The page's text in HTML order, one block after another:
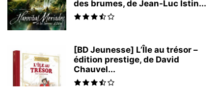
des brumes, de Jean-Luc Istin...
[BD Jeunesse] L’Île au trésor –
édition prestige, de David
Chauvel...